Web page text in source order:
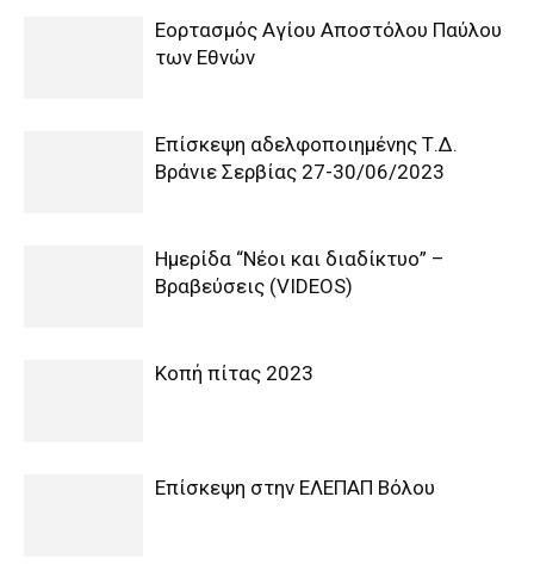
Εορτασμός Αγίου Αποστόλου Παύλου
των Εθνών
Επίσκεψη αδελφοποιημένης Τ.Δ.
Βράνιε Σερβίας 27-30/06/2023
Ημερίδα “Νέοι και διαδίκτυο” –
Βραβεύσεις (VIDEOS)
Κοπή πίτας 2023
Επίσκεψη στην ΕΛΕΠΑΠ Βόλου